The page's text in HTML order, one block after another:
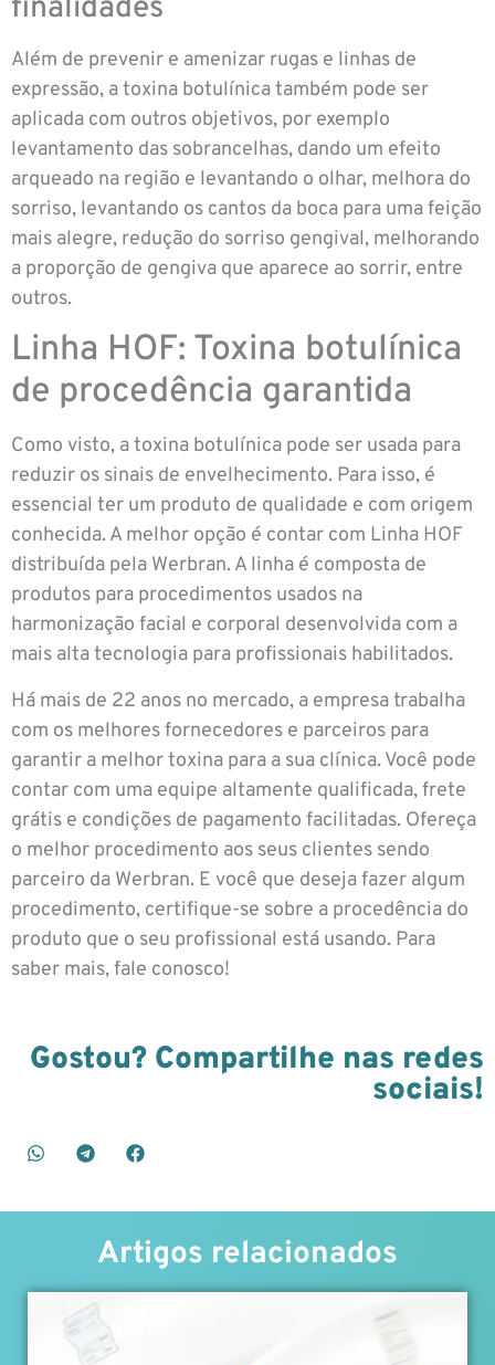
finalidades
Além de prevenir e amenizar rugas e linhas de
expressão, a toxina botulínica também pode ser
aplicada com outros objetivos, por exemplo
levantamento das sobrancelhas, dando um efeito
arqueado na região e levantando o olhar, melhora do
sorriso, levantando os cantos da boca para uma feição
mais alegre, redução do sorriso gengival, melhorando
a proporção de gengiva que aparece ao sorrir, entre
outros.
Linha HOF: Toxina botulínica
de procedência garantida
Como visto, a toxina botulínica pode ser usada para
reduzir os sinais de envelhecimento. Para isso, é
essencial ter um produto de qualidade e com origem
conhecida. A melhor opção é contar com Linha HOF
distribuída pela Werbran. A linha é composta de
produtos para procedimentos usados na
harmonização facial e corporal desenvolvida com a
mais alta tecnologia para profissionais habilitados.
Há mais de 22 anos no mercado, a empresa trabalha
com os melhores fornecedores e parceiros para
garantir a melhor toxina para a sua clínica. Você pode
contar com uma equipe altamente qualificada, frete
grátis e condições de pagamento facilitadas. Ofereça
o melhor procedimento aos seus clientes sendo
parceiro da Werbran. E você que deseja fazer algum
procedimento, certifique-se sobre a procedência do
produto que o seu profissional está usando. Para
saber mais, fale conosco!
Gostou? Compartilhe nas redes
sociais!
Artigos relacionados